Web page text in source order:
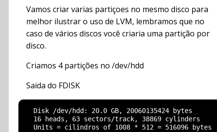
Vamos criar varias partiçoes no mesmo disco para
melhor ilustrar o uso de LVM, lembramos que no
caso de vários discos você criaria uma partição por
disco.
Criamos 4 partições no /dev/hdd
Saida do FDISK
  Disk /dev/hdd: 20.0 GB, 20060135424 bytes
  16 heads, 63 sectors/track, 38869 cylinders
  Units = cilindros of 1008 * 512 = 516096 bytes